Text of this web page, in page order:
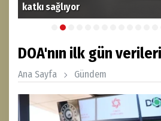
katkı sağlıyor
DOA'nın ilk gün
Ana Sayfa Gündem